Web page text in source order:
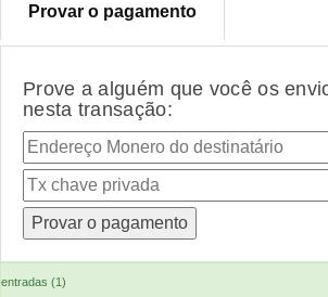
Provar o pagamento
Prove a alguém que você os
nesta transação:
entradas (1)